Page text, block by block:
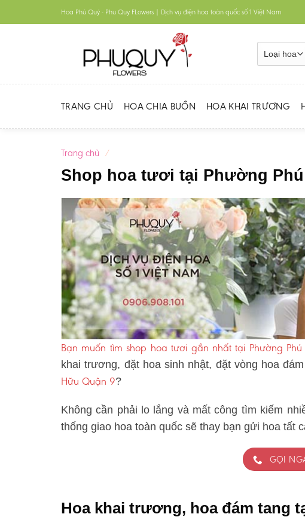
to
Hoa Phú Quý - Phu Quy FLowers | Dịch vụ điện hoa toàn quốc số 1 Việt Nam
TRANG CHỦ HOA CHIA BUỒN HOA KHAI TRƯƠNG
Trang chủ /
Shop hoa tươi tại Phường
Bạn muốn tìm shop hoa tươi gần nhất tại Phường
khai trương, đặt hoa sinh nhật, đặt vòng hoa
Hữu Quận 9?
Không cần phải lo lắng và mất công tìm kiếm
thống giao hoa toàn quốc sẽ thay bạn gửi hoa tất
GỌI
Hoa khai trương, hoa đám tang